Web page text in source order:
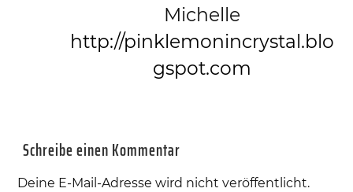
Michelle
http://pinklemonincrystal.blo
gspot.com
Schreibe einen Kommentar
Deine E-Mail-Adresse wird nicht veröffentlicht.